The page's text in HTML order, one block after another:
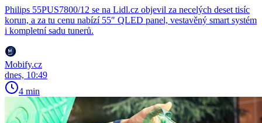
Philips 55PUS7800/12 se na Lidl.cz objevil za necelých deset tisíc
korun, a za tu cenu nabízí 55″ QLED panel, vestavěný smart systém
i kompletní sadu tunerů.
Mobify.cz
dnes, 10:49
4 min